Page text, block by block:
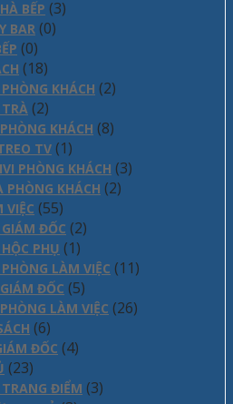
BẾP (3)
BAR (0)
(0)
(18)
KHÁCH (2)
(2)
KHÁCH (8)
TV (1)
PHÒNG KHÁCH (3)
PHÒNG KHÁCH (2)
VIỆC (55)
ĐỐC (2)
PHỤ (1)
LÀM VIỆC (11)
ĐỐC (5)
LÀM VIỆC (26)
(6)
ĐỐC (4)
(23)
ĐIỂM (3)